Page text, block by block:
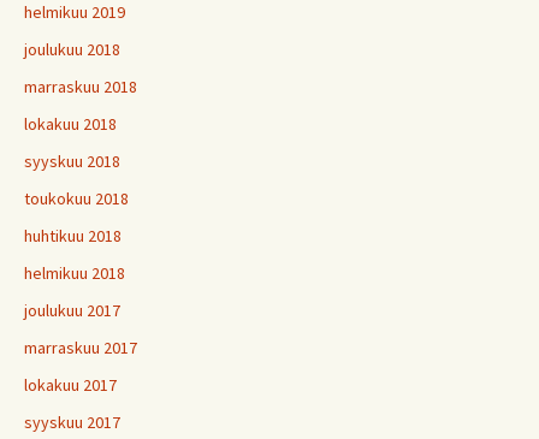
helmikuu 2019
joulukuu 2018
marraskuu 2018
lokakuu 2018
syyskuu 2018
toukokuu 2018
huhtikuu 2018
helmikuu 2018
joulukuu 2017
marraskuu 2017
lokakuu 2017
syyskuu 2017